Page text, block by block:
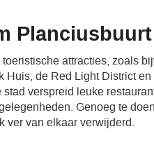
Planciusbuurt
attracties, zoals
Huis, de Red Light District
verspreid leuke
Genoeg te
ver van elkaar verwijderd.